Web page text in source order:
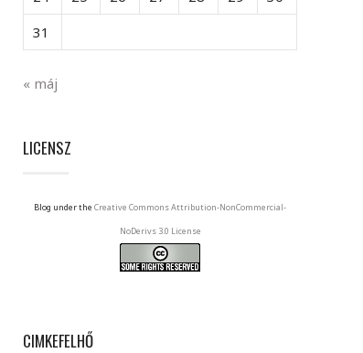
31
« máj
LICENSZ
Blog under the Creative Commons Attribution-NonCommercial-
NoDerivs 3.0 License
CIMKEFELHŐ